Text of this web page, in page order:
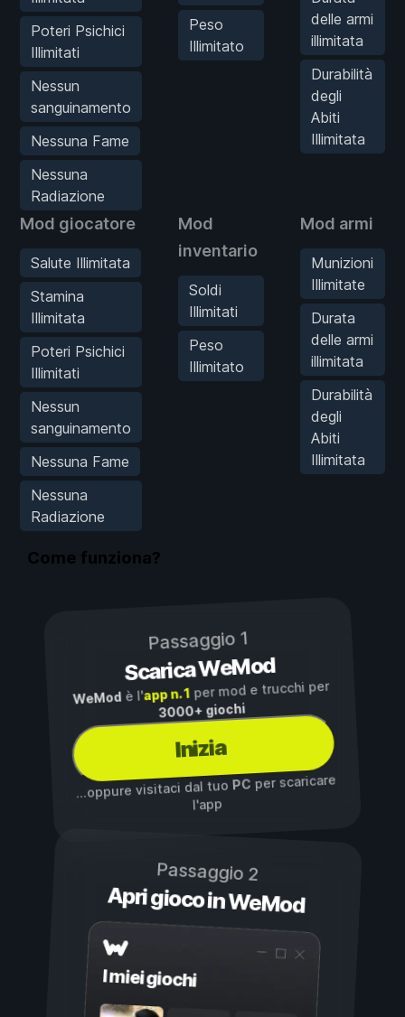
Poteri Psichici
Illimitati
Nessun
sanguinamento
Nessuna Fame
Nessuna
Radiazione
Peso
Illimitato
delle armi
illimitata
Durabilità
degli
Abiti
Illimitata
Mod giocatore
Salute Illimitata
Stamina
Illimitata
Poteri Psichici
Illimitati
Nessun
sanguinamento
Nessuna Fame
Nessuna
Radiazione
Mod
inventario
Soldi
Illimitati
Peso
Illimitato
Mod armi
Munizioni
Illimitate
Durata
delle armi
illimitata
Durabilità
degli
Abiti
Illimitata
Come funziona?
Passaggio 1
Scarica WeMod
WeMod è l'app n. 1per mod e trucchi per
3000+ giochi
Inizia
...oppure visitaci dal tuoPC per scaricare
l'app
Passaggio 2
Apri gioco in WeMod
I miei giochi